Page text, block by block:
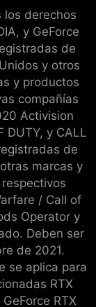
los derechos
y GeForce
de
y otros
y productos
compañías
Activision
DUTY, y CALL
de
marcas y
/ Call of
Operator y
Deben ser
de 2021.
se aplica para
RTX
RTX